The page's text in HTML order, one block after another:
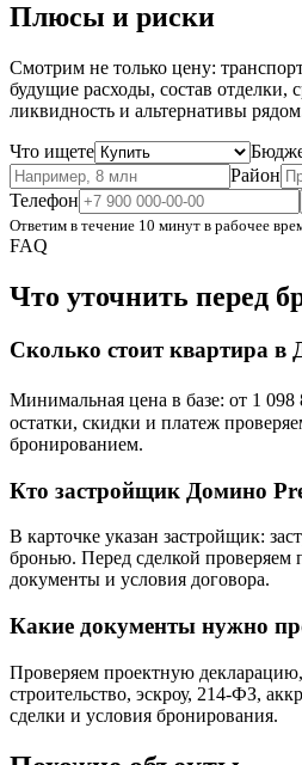
Плюсы и риски
Смотрим не только цену:
будущие расходы, состав отделки,
ликвидность и альтернативы
Что ищете
Район
Телефон
Ответим в течение 10 минут в рабочее
FAQ
Что уточнить перед
Сколько стоит квартира в
Минимальная цена в базе: от 1
остатки, скидки и платеж
бронированием.
Кто застройщик Домино
В карточке указан застройщик:
бронью. Перед сделкой
документы и условия договора.
Какие документы нужно
Проверяем проектную
строительство, эскроу, 214-ФЗ,
сделки и условия бронирования.